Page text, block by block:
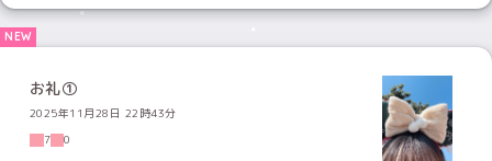
お礼①
2025年11月28日 22時43分
7
0